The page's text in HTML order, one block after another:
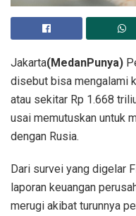
Jakarta(MedanPunya)
disebut bisa mengalami
atau sekitar Rp 1.668
usai memutuskan untuk
dengan Rusia.
Dari survei yang digelar
laporan keuangan
merugi akibat turunnya